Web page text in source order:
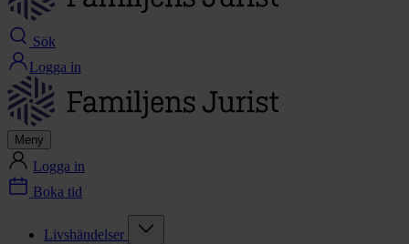
Sök
Logga in
Meny
Logga in
Boka tid
Livshändelser